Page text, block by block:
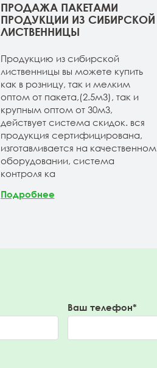
ПРОДАЖА ПАКЕТАМИ
ПРОДУКЦИИ ИЗ СИБИРСКОЙ
ЛИСТВЕННИЦЫ
Продукцию из сибирской
лиственницы вы можете купить
как в розницу, так и мелким
оптом от пакета,(2.5м3), так и
крупным оптом от 30м3,
действует система скидок. вся
продукция сертифицирована,
изготавливается на качественном
оборудовании, система
контроля ка
Подробнее
Ваш телефон*